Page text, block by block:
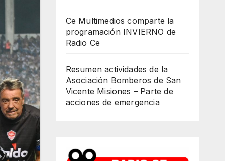
Ce Multimedios comparte la
programación INVIERNO de
Radio Ce
Resumen actividades de la
Asociación Bomberos de San
Vicente Misiones – Parte de
acciones de emergencia